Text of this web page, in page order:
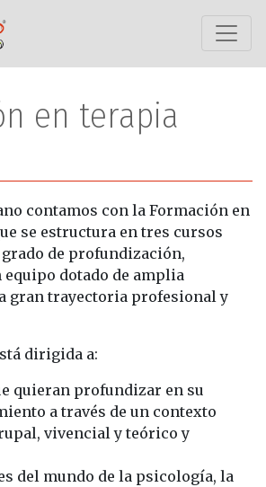
en terapia
contamos con la Formación en
se estructura en tres cursos
de profundización,
dotado de amplia
gran trayectoria profesional y
dirigida a:
quieran profundizar en su
a través de un contexto
vivencial y teórico y
del mundo de la psicología, la